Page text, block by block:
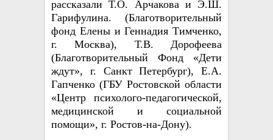
рассказали Т.О. Арчакова и Э.Ш.
Гарифулина. (Благотворительный
фонд Елены и Геннадия Тимченко,
г. Москва), Т.В. Дорофеева
(Благотворительный Фонд «Дети
ждут», г. Санкт Петербург), Е.А.
Гапченко (ГБУ Ростовской области
«Центр психолого-педагогической,
медицинской и социальной
помощи», г. Ростов-на-Дону).